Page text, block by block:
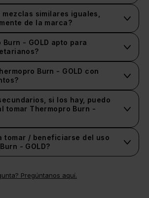
de vida y tus objetivos. Toma
del entrenamiento para optimizar tu
de forma uniforme a lo largo del
similares iguales,
de la marca?
Burn - GOLD apto para
Thermopro Burn - GOLD no es
ni vegetarianos.
Burn - GOLD con
es sí. Recomendamos
las instrucciones de uso de cada
pensado tomar una combinación
si los hay, puedo
tomar Thermopro Burn -
constancia de efectos secundarios
tomar Thermopro Burn - GOLD.
tomar / beneficiarse del uso
- GOLD?
inician en el entrenamiento con
Pregúntanos aquí.